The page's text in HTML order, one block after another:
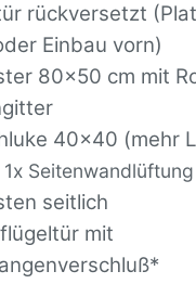
rückversetzt
Einbau vorn)
80x50 cm mit
40x40 (mehr
1x Seitenwandlüftung
seitlich
mit